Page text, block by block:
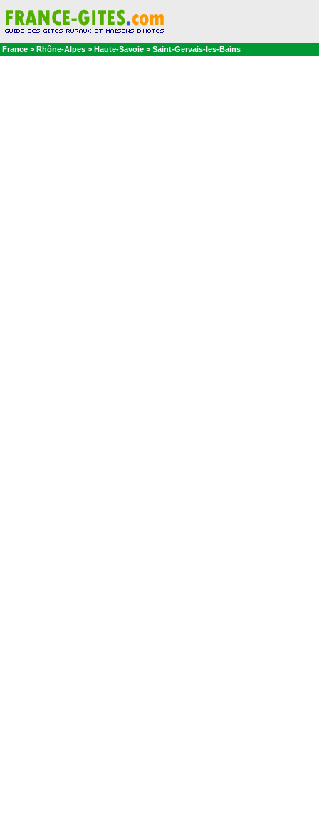
France > Rhône-Alpes > Haute-Savoie > Saint-Gervais-les-Bains